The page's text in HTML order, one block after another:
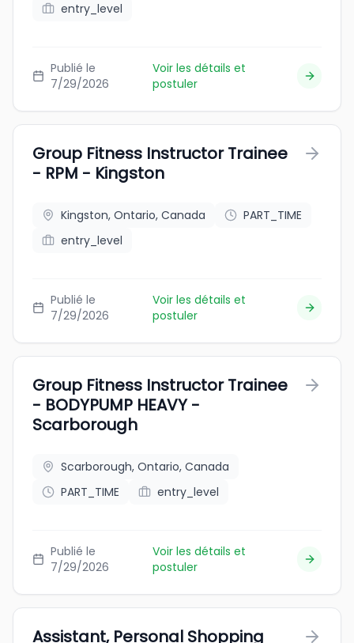
entry_level
Publié le
7/29/2026
Voir les détails et
postuler
Group Fitness Instructor Trainee
- RPM - Kingston
Kingston, Ontario, Canada
PART_TIME
entry_level
Publié le
7/29/2026
Voir les détails et
postuler
Group Fitness Instructor Trainee
- BODYPUMP HEAVY -
Scarborough
Scarborough, Ontario, Canada
PART_TIME
entry_level
Publié le
7/29/2026
Voir les détails et
postuler
Assistant, Personal Shopping